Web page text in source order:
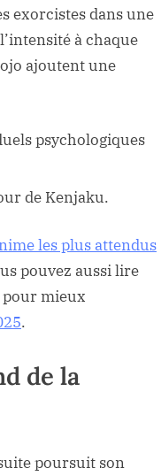
exorcistes dans une
à chaque
ajoutent une
psychologiques
de Kenjaku.
les plus attendus
pouvez aussi lire
mieux
.
de la
poursuit son